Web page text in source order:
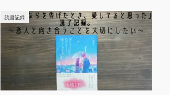
読書記録